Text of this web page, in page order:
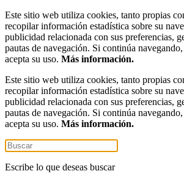
Este sitio web utiliza cookies, tanto propias
recopilar información estadística sobre su
publicidad relacionada con sus preferencias,
pautas de navegación. Si continúa
acepta su uso. Más información.
Este sitio web utiliza cookies, tanto propias
recopilar información estadística sobre su
publicidad relacionada con sus preferencias,
pautas de navegación. Si continúa
acepta su uso. Más información.
Escribe lo que deseas buscar